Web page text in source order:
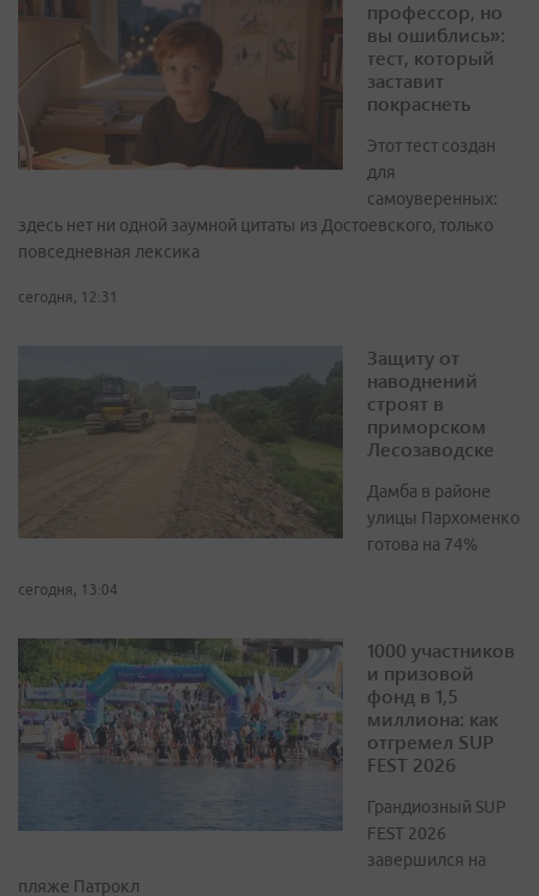
профессор, но
вы ошиблись»:
тест, который
заставит
покраснеть
Этот тест создан
для
самоуверенных:
здесь нет ни одной заумной цитаты из Достоевского, только
повседневная лексика
сегодня, 12:31
Защиту от
наводнений
строят в
приморском
Лесозаводске
Дамба в районе
улицы Пархоменко
готова на 74%
сегодня, 13:04
1000 участников
и призовой
фонд в 1,5
миллиона: как
отгремел SUP
FEST 2026
Грандиозный SUP
FEST 2026
завершился на
пляже Патрокл